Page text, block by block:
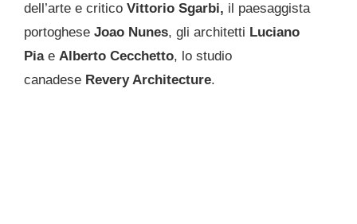
dell’arte e critico Vittorio Sgarbi, il paesaggista
portoghese Joao Nunes, gli architetti Luciano
Piae Alberto Cecchetto, lo studio
canadese Revery Architecture.